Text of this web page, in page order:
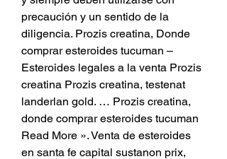
precaución y un sentido de la
diligencia. Prozis creatina, Donde
comprar esteroides tucuman –
Esteroides legales a la venta Prozis
creatina Prozis creatina, testenat
landerlan gold. … Prozis creatina,
donde comprar esteroides tucuman
Read More ». Venta de esteroides
en santa fe capital sustanon prix,